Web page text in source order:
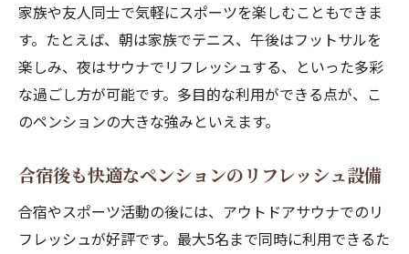
家族や友人同士で気軽にスポーツを楽しむこともできま
す。たとえば、朝は家族でテニス、午後はフットサルを
楽しみ、夜はサウナでリフレッシュする、といった多彩
な過ごし方が可能です。多目的な利用ができる点が、こ
のペンションの大きな強みといえます。
合宿後も快適なペンションのリフレッシュ設備
合宿やスポーツ活動の後には、アウトドアサウナでのリ
フレッシュが好評です。最大5名まで同時に利用できるた